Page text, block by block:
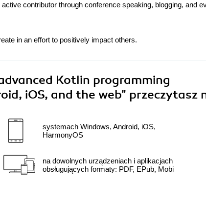
contributor through conference speaking, blogging, and
in an effort to positively impact others.
Kotlin programming
iOS, and the web" przeczytasz
systemach Windows, Android, iOS,
HarmonyOS
na dowolnych urządzeniach i aplikacjach
obsługujących formaty: PDF, EPub, Mobi